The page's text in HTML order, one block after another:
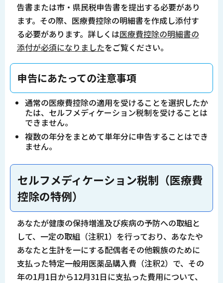
告書または市・県民税申告書を提出する必要があり
ます。その際、医療費控除の明細書を作成し添付す
る必要があります。詳しくは医療費控除の明細書の
添付が必須になりましたをご覧ください。
申告にあたっての注意事項
通常の医療費控除の適用を受けることを選択したか
たは、セルフメディケーション税制を受けることは
できません。
複数の年分をまとめて単年分に申告することはでき
ません。
セルフメディケーション税制（医療費
控除の特例）
あなたが健康の保持増進及び疾病の予防への取組と
して、一定の取組（注釈1）を行っており、あなたや
あなたと生計を一にする配偶者その他親族のために
支払った特定一般用医薬品購入費（注釈2）で、その
年の1月1日から12月31日に支払った費用について、